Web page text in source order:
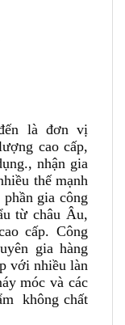
là đơn vị
cao cấp,
nhận gia
thế mạnh
gia công
từ châu Âu,
cấp. Công
gia hàng
với nhiều làn
móc và các
không chất